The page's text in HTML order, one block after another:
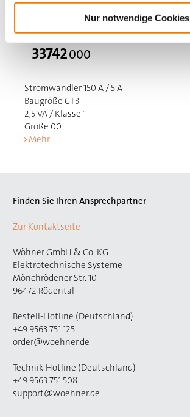
Nur notwendige Cookies
33742000
Stromwandler 150 A / 5 A
Baugröße CT3
2,5 VA / Klasse 1
Größe 00
Mehr
Finden Sie Ihren Ansprechpartner
Zur Kontaktseite
Wöhner GmbH & Co. KG
Elektrotechnische Systeme
Mönchrödener Str. 10
96472 Rödental
Bestell-Hotline (Deutschland)
+49 9563 751 125
order@woehner.de
Technik-Hotline (Deutschland)
+49 9563 751 508
support@woehner.de